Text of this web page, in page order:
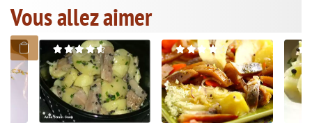
Vous allez aimer